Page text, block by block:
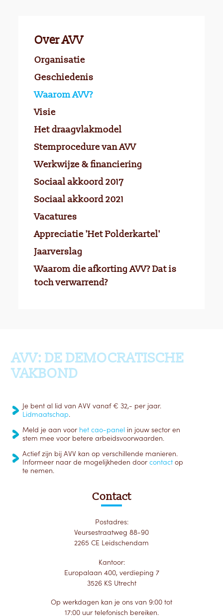
Over AVV
Organisatie
Geschiedenis
Waarom AVV?
Visie
Het draagvlakmodel
Stemprocedure van AVV
Werkwijze & financiering
Sociaal akkoord 2017
Sociaal akkoord 2021
Vacatures
Appreciatie 'Het Polderkartel'
Jaarverslag
Waarom die afkorting AVV? Dat is
toch verwarrend?
AVV: DE DEMOCRATISCHE
VAKBOND
Je bent al lid van AVV vanaf € 32,- per jaar.
Lidmaatschap.
Meld je aan voor het cao-panel in jouw sector en
stem mee voor betere arbeidsvoorwaarden.
Actief zijn bij AVV kan op verschillende manieren.
Informeer naar de mogelijkheden door contact op
te nemen.
Contact
Postadres:
Veursestraatweg 88-90
2265 CE Leidschendam
Kantoor:
Europalaan 400, verdieping 7
3526 KS Utrecht
Op werkdagen kan je ons van 9:00 tot
17:00 uur telefonisch bereiken.